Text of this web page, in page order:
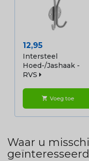
Prijs
12,95
Intersteel
Hoed-/jashaak -
RVS
shopping_cart Voeg toe
Waar u